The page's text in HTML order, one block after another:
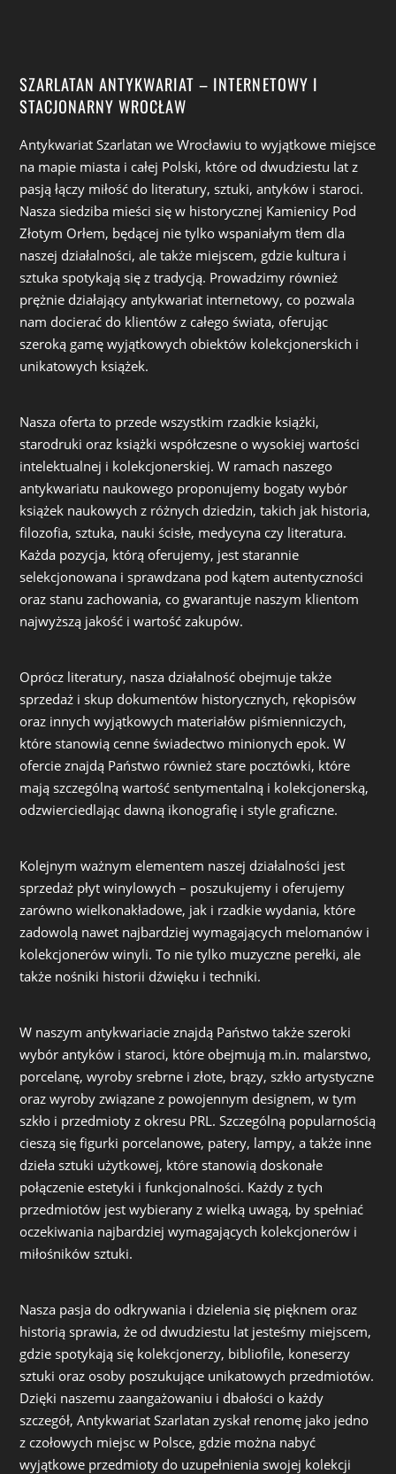
SZARLATAN ANTYKWARIAT – INTERNETOWY I
STACJONARNY WROCŁAW
Antykwariat Szarlatan we Wrocławiu to wyjątkowe miejsce
na mapie miasta i całej Polski, które od dwudziestu lat z
pasją łączy miłość do literatury, sztuki, antyków i staroci.
Nasza siedziba mieści się w historycznej Kamienicy Pod
Złotym Orłem, będącej nie tylko wspaniałym tłem dla
naszej działalności, ale także miejscem, gdzie kultura i
sztuka spotykają się z tradycją. Prowadzimy również
prężnie działający antykwariat internetowy, co pozwala
nam docierać do klientów z całego świata, oferując
szeroką gamę wyjątkowych obiektów kolekcjonerskich i
unikatowych książek.
Nasza oferta to przede wszystkim rzadkie książki,
starodruki oraz książki współczesne o wysokiej wartości
intelektualnej i kolekcjonerskiej. W ramach naszego
antykwariatu naukowego proponujemy bogaty wybór
książek naukowych z różnych dziedzin, takich jak historia,
filozofia, sztuka, nauki ścisłe, medycyna czy literatura.
Każda pozycja, którą oferujemy, jest starannie
selekcjonowana i sprawdzana pod kątem autentyczności
oraz stanu zachowania, co gwarantuje naszym klientom
najwyższą jakość i wartość zakupów.
Oprócz literatury, nasza działalność obejmuje także
sprzedaż i skup dokumentów historycznych, rękopisów
oraz innych wyjątkowych materiałów piśmienniczych,
które stanowią cenne świadectwo minionych epok. W
ofercie znajdą Państwo również stare pocztówki, które
mają szczególną wartość sentymentalną i kolekcjonerską,
odzwierciedlając dawną ikonografię i style graficzne.
Kolejnym ważnym elementem naszej działalności jest
sprzedaż płyt winylowych – poszukujemy i oferujemy
zarówno wielkonakładowe, jak i rzadkie wydania, które
zadowolą nawet najbardziej wymagających melomanów i
kolekcjonerów winyli. To nie tylko muzyczne perełki, ale
także nośniki historii dźwięku i techniki.
W naszym antykwariacie znajdą Państwo także szeroki
wybór antyków i staroci, które obejmują m.in. malarstwo,
porcelanę, wyroby srebrne i złote, brązy, szkło artystyczne
oraz wyroby związane z powojennym designem, w tym
szkło i przedmioty z okresu PRL. Szczególną popularnością
cieszą się figurki porcelanowe, patery, lampy, a także inne
dzieła sztuki użytkowej, które stanowią doskonałe
połączenie estetyki i funkcjonalności. Każdy z tych
przedmiotów jest wybierany z wielką uwagą, by spełniać
oczekiwania najbardziej wymagających kolekcjonerów i
miłośników sztuki.
Nasza pasja do odkrywania i dzielenia się pięknem oraz
historią sprawia, że od dwudziestu lat jesteśmy miejscem,
gdzie spotykają się kolekcjonerzy, bibliofile, koneserzy
sztuki oraz osoby poszukujące unikatowych przedmiotów.
Dzięki naszemu zaangażowaniu i dbałości o każdy
szczegół, Antykwariat Szarlatan zyskał renomę jako jedno
z czołowych miejsc w Polsce, gdzie można nabyć
wyjątkowe przedmioty do uzupełnienia swojej kolekcji